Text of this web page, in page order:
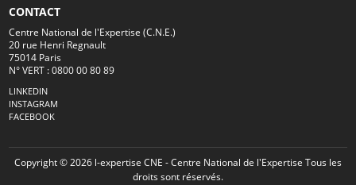
CONTACT
Centre National de l'Expertise (C.N.E.)
20 rue Henri Regnault
75014 Paris
N° VERT : 0800 00 80 89
LINKEDIN
INSTAGRAM
FACEBOOK
Copyright © 2026 l-expertise CNE - Centre National de l'Expertise Tous les
droits sont réservés.